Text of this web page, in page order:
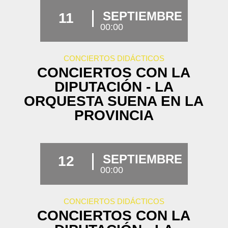
11 SEPTIEMBRE
00:00
CONCIERTOS DIDÁCTICOS
CONCIERTOS CON LA
DIPUTACIÓN - LA
ORQUESTA SUENA EN LA
PROVINCIA
12 SEPTIEMBRE
00:00
CONCIERTOS DIDÁCTICOS
CONCIERTOS CON LA